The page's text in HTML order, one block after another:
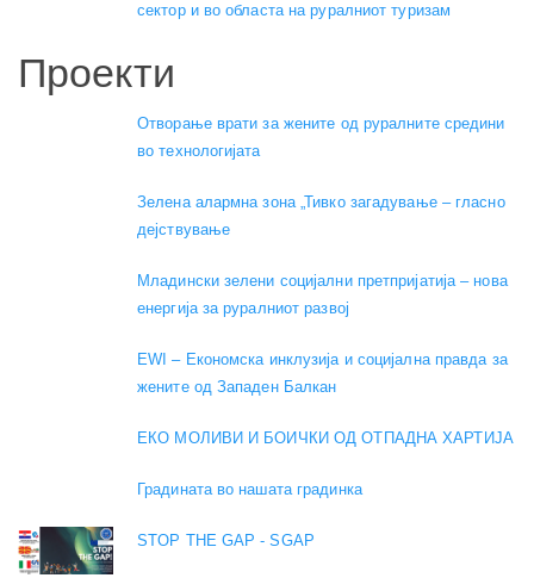
сектор и во областа на руралниот туризам
Проекти
Отворање врати за жените од руралните средини
во технологијата
Зелена алармна зона „Тивко загадување – гласно
дејствување
Младински зелени социјални претпријатија – нова
енергија за руралниот развој
EWI – Економска инклузија и социјална правда за
жените од Западен Балкан
ЕКО МОЛИВИ И БОИЧКИ ОД ОТПАДНА ХАРТИЈА
Градината во нашата градинка
STOP THE GAP - SGAP